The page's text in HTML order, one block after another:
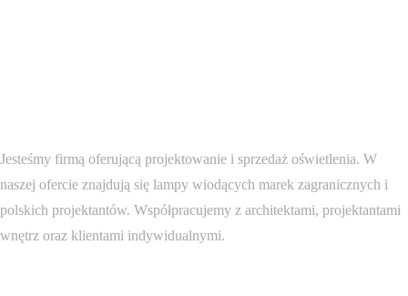
Jesteśmy firmą oferującą projektowanie i sprzedaż oświetlenia. W
naszej ofercie znajdują się lampy wiodących marek zagranicznych i
polskich projektantów. Współpracujemy z architektami, projektantami
wnętrz oraz klientami indywidualnymi.